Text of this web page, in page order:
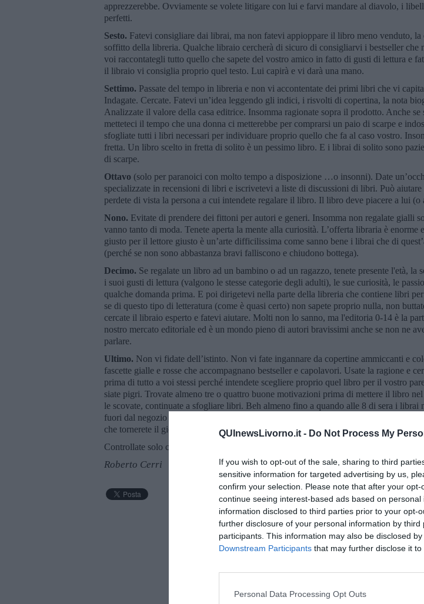
QUInewsLivorno.it - Do Not Process My
If you wish to opt-out of the sale, sharing to third
sensitive information for targeted advertising by us,
confirm your selection. Please note that after your
continue seeing interest-based ads based on
information disclosed to third parties prior to your opt-
further disclosure of your personal information by third
participants. This information may also be disclosed
Downstream Participants that may further disclose it to
Personal Data Processing Opt Outs
apprezzerebbe. Ovviamente se volete litigare con lui e farvi mandare al diavolo, i
perfetti.
Sesto. Fatevi consigliare dai librai, ma non fatevi appioppare il libro meno venduto,
soffitto della libreria. Qualche libraio cercherà di sicuro di consigliarvi i bestseller che
voi raccontategli tutto quello che sapete del vostro amico in fatto di gusti di lettura e
il libraio vi consiglia proprio quel testo. Lui capirà e vi darà una mano.
Settimo. Passate del tempo in libreria e non vi accontentate dei primi libri che vi
Indagate. Cercate. Fatevi un’idea leggendo gli indici, i risvolti di copertina, la nota
Analizzate il valore della casa editrice. Insomma ragionate sopra il prodotto. Anche se
metteteci il tempo che una donna ci metterebbe per comprarsi un paio di scarpe e
sfogliate tutti i libri necessari per individuare proprio quello che fa al caso vostro.
fretta. Un libro scelto in fretta di solito è un pessimo libro. E i librai di solito sono
di scarpe.
Ottavo (solo per paranoici con molto tempo a disposizione …o insonni). Date
specializzate in recensioni di libri e iscrivetevi a liste di discussioni di libri. Può
perdete di vista la persona a cui intendete regalare il libro. Il libro deve piacere a lui (o
Nono. Evitate di prendere dei fittoni per autori e generi. Insomma non regalate gialli
vanno tanto di moda. Tenete aperta la mente alla curiosità. L’offerta libraria è enorme
giusto per il lettore giusto è un’arte difficilissima come sanno bene i librai che di
(perché se non sono abbastanza bravi falliscono e chiudono bottega).
Decimo. Se regalate un libro ad un bambino o ad un ragazzo, tenete presente l'età, la
i suoi gusti di lettura (valgono le stesse categorie degli adulti), le sue curiosità, le
qualche domanda prima. E poi dirigetevi nella parte della libreria che contiene libri
se di questo tipo di letteratura (come è quasi certo) non sapete proprio nulla, non
cercate il libraio esperto e fatevi aiutare. Molti non lo sanno, ma l'editoria 0-14 è la
nostro mercato editoriale ed è un mondo pieno di autori bravissimi anche se non ne
parlare.
Ultimo. Non vi fidate dell’istinto. Non vi fate ingannare da copertine ammiccanti e
fascette gialle e rosse che accompagnano bestseller e capolavori. Usate la ragione e
prima di tutto a voi stessi perché intendete scegliere proprio quel libro per il vostro
siate pigri. Trovate almeno tre o quattro buone motivazioni prima di mettere il libro
le scovate, continuate a sfogliare libri. Beh almeno fino a quando alle 8 di sera i librai
fuori dal negozio perché devono chiudere. In quel caso scusatevi, dite loro che siete
che tornerete il giorno dopo per concludere gli acquisti.
Controllate solo che non sia la
Roberto Cerri